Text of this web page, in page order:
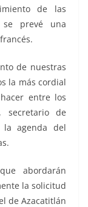
de las
se prevé una
de nuestras
la más cordial
entre los
secretario de
la agenda del
abordarán
la solicitud
de Azacatitlán